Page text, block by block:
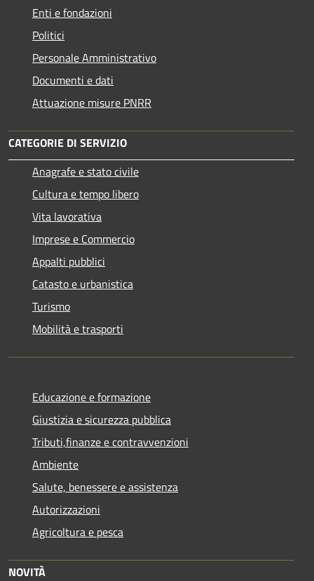
Enti e fondazioni
Politici
Personale Amministrativo
Documenti e dati
Attuazione misure PNRR
CATEGORIE DI SERVIZIO
Anagrafe e stato civile
Cultura e tempo libero
Vita lavorativa
Imprese e Commercio
Appalti pubblici
Catasto e urbanistica
Turismo
Mobilità e trasporti
Educazione e formazione
Giustizia e sicurezza pubblica
Tributi,finanze e contravvenzioni
Ambiente
Salute, benessere e assistenza
Autorizzazioni
Agricoltura e pesca
NOVITÀ